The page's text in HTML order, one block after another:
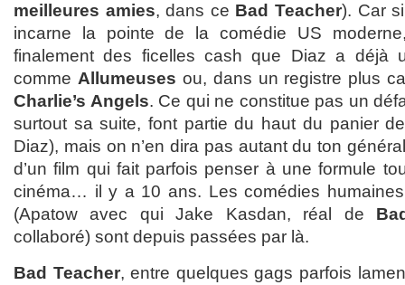
meilleures amies, dans ce Bad Teacher). Car
incarne la pointe de la comédie US
finalement des ficelles cash que Diaz a déjà
comme Allumeuses ou, dans un registre plus
Charlie’s Angels. Ce qui ne constitue pas un
surtout sa suite, font partie du haut du panier
Diaz), mais on n’en dira pas autant du ton
d’un film qui fait parfois penser à une formule
cinéma… il y a 10 ans. Les comédies
(Apatow avec qui Jake Kasdan, réal de
collaboré) sont depuis passées par là.
Bad Teacher, entre quelques gags parfois